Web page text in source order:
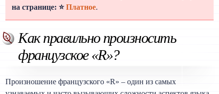
на странице: ⭐Платное.
Как правильно произносить
французское «R»?
Произношение французского «R» – один из самых